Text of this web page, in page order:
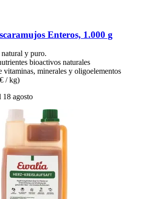
Enteros, 1.000 g
y puro.
bioactivos naturales
vitaminas, minerales y oligoelementos
/ kg)
18 agosto